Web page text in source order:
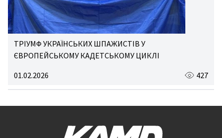
ТРІУМФ УКРАЇНСЬКИХ ШПАЖИСТІВ У
ЄВРОПЕЙСЬКОМУ КАДЕТСЬКОМУ ЦИКЛІ
01.02.2026
427